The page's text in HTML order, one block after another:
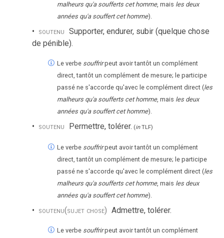
malheurs qu'a soufferts cet homme, mais les deux
années qu'a souffert cet homme).
soutenu Supporter, endurer, subir (quelque chose
de pénible).
Le verbe souffrir peut avoir tantôt un complément
direct, tantôt un complément de mesure; le participe
passé ne s'accorde qu'avec le complément direct (les
malheurs qu'a soufferts cet homme, mais les deux
années qu'a souffert cet homme).
soutenu Permettre, tolérer. (inTLF)
Le verbe souffrir peut avoir tantôt un complément
direct, tantôt un complément de mesure; le participe
passé ne s'accorde qu'avec le complément direct (les
malheurs qu'a soufferts cet homme, mais les deux
années qu'a souffert cet homme).
soutenu(sujet chose) Admettre, tolérer.
Le verbe souffrir peut avoir tantôt un complément